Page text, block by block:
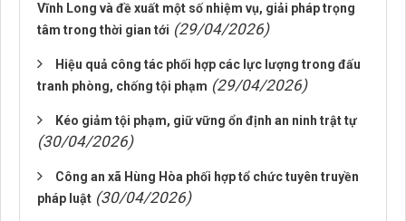
Vĩnh Long và đề xuất một số nhiệm vụ, giải pháp trọng
tâm trong thời gian tới (29/04/2026)
Hiệu quả công tác phối hợp các lực lượng trong đấu
tranh phòng, chống tội phạm (29/04/2026)
Kéo giảm tội phạm, giữ vững ổn định an ninh trật tự
(30/04/2026)
Công an xã Hùng Hòa phối hợp tổ chức tuyên truyền
pháp luật (30/04/2026)